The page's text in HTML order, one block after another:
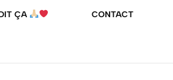
ÇA CONTACT